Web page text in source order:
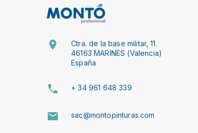
Ctra. de la base militar, 11.
46163 MARINES (Valencia)
España
+ 34 961 648 339
sac@montopinturas.com